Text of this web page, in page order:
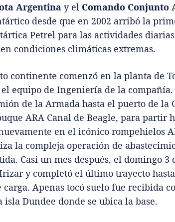
Argentina y el Comando Conjunto
desde que en 2002 arribó la
Petrel para las actividades
condiciones climáticas extremas.
continente comenzó en la planta de
equipo de Ingeniería de la
de la Armada hasta el puerto de la
ARA Canal de Beagle, para partir
en el icónico rompehielos
la compleja operación de
Casi un mes después, el domingo
y completó el último trayecto
Apenas tocó suelo fue recibida
Dundee donde se ubica la base.